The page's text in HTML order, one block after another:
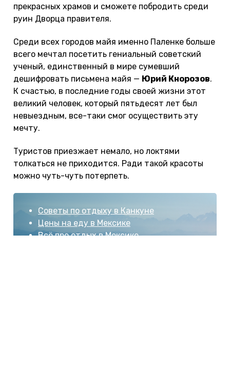
прекрасных храмов и сможете побродить среди
руин Дворца правителя.
Среди всех городов майя именно Паленке больше
всего мечтал посетить гениальный советский
ученый, единственный в мире сумевший
дешифровать письмена майя — Юрий Кнорозов.
К счастью, в последние годы своей жизни этот
великий человек, который пятьдесят лет был
невыездным, все-таки смог осуществить эту
мечту.
Туристов приезжает немало, но локтями
толкаться не приходится. Ради такой красоты
можно чуть-чуть потерпеть.
Советы по отдыху в Канкуне
Цены на еду в Мексике
Всё про отдых в Мексике